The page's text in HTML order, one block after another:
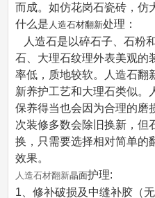
而成。如仿花岗石瓷砖，仿
什么是 人造石材翻新处理：
人造石是以碎石子、石粉
石、大理石纹理外表美观的
率低，质地较软。人造石翻
新养护工艺和大理石类似。
保养得当也会因为合理的磨
次装修多数会除旧换新，但
换，只需要选择相对简单的
效果。
人造石材翻新晶面护理:
1、修补破损及中缝补胶（